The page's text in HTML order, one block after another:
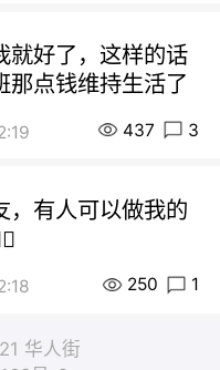
就好了，这样的话
那点钱维持生活了
437 3
，有人可以做我的
250 1
华人街